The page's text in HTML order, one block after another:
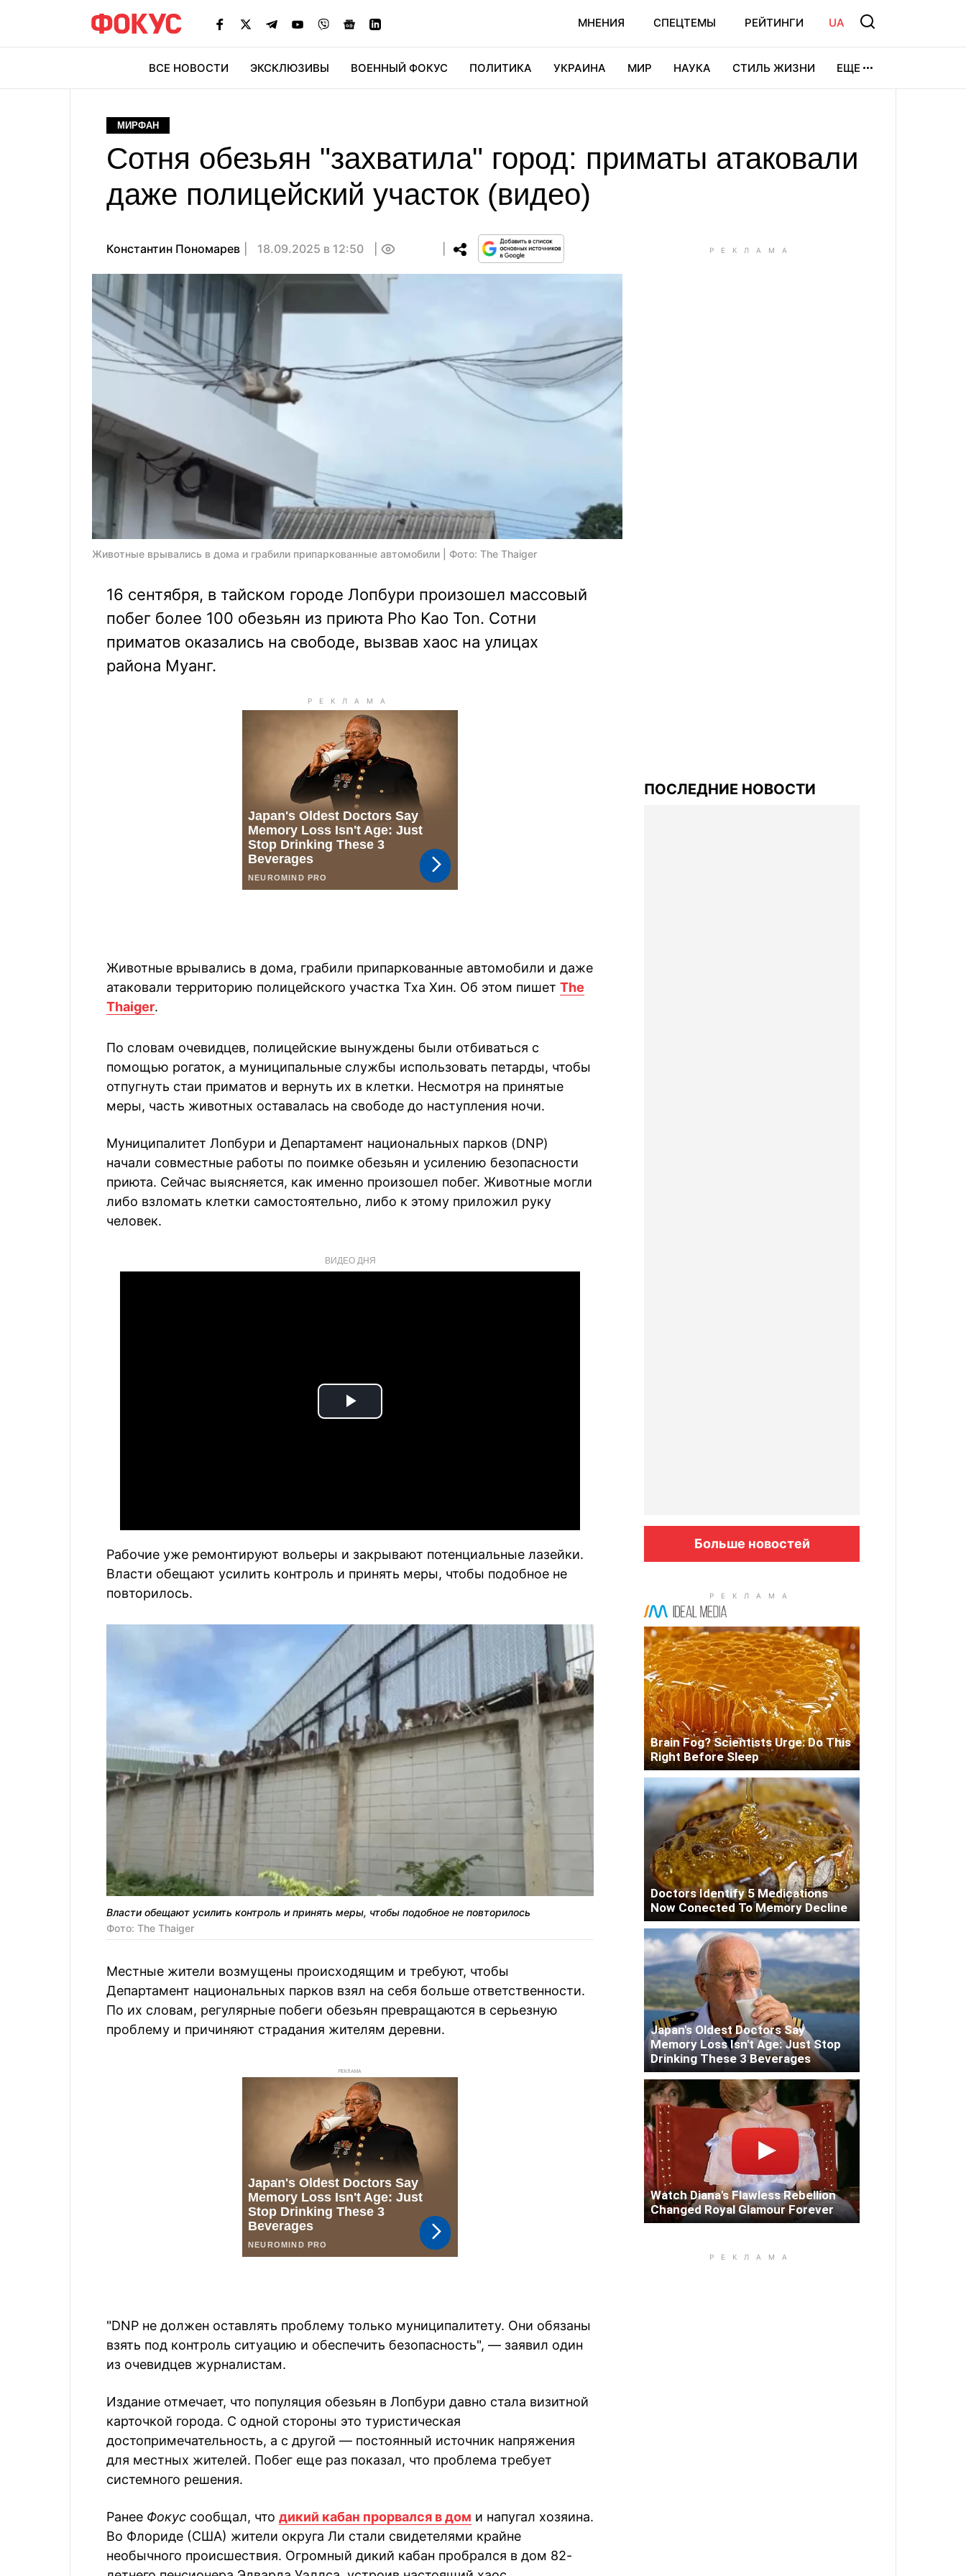
МНЕНИЯ СПЕЦТЕМЫ РЕЙТИНГИ UA
ВСЕ НОВОСТИ ЭКСКЛЮЗИВЫ ВОЕННЫЙ ФОКУС ПОЛИТИКА УКРАИНА МИР НАУКА СТИЛЬ ЖИЗНИ ЕЩЕ
МИРФАН
Сотня обезьян "захватила" город: приматы атаковали
даже полицейский участок (видео)
Константин Пономарев 18.09.2025 в 12:50
Животные врывались в дома и грабили припаркованные автомобили | Фото: The Thaiger
16 сентября, в тайском городе Лопбури произошел массовый
побег более 100 обезьян из приюта Pho Kao Ton. Сотни
приматов оказались на свободе, вызвав хаос на улицах
района Муанг.
Животные врывались в дома, грабили припаркованные автомобили и даже
атаковали территорию полицейского участка Тха Хин. Об этом пишет The
Thaiger.
По словам очевидцев, полицейские вынуждены были отбиваться с
помощью рогаток, а муниципальные службы использовать петарды, чтобы
отпугнуть стаи приматов и вернуть их в клетки. Несмотря на принятые
меры, часть животных оставалась на свободе до наступления ночи.
Муниципалитет Лопбури и Департамент национальных парков (DNP)
начали совместные работы по поимке обезьян и усилению безопасности
приюта. Сейчас выясняется, как именно произошел побег. Животные могли
либо взломать клетки самостоятельно, либо к этому приложил руку
человек.
ВИДЕО ДНЯ
Play
Рабочие уже ремонтируют вольеры и закрывают потенциальные лазейки.
Власти обещают усилить контроль и принять меры, чтобы подобное не
повторилось.
Власти обещают усилить контроль и принять меры, чтобы подобное не повторилось
Фото: The Thaiger
Местные жители возмущены происходящим и требуют, чтобы
Департамент национальных парков взял на себя больше ответственности.
По их словам, регулярные побеги обезьян превращаются в серьезную
проблему и причиняют страдания жителям деревни.
РЕКЛАМА
"DNP не должен оставлять проблему только муниципалитету. Они обязаны
взять под контроль ситуацию и обеспечить безопасность", — заявил один
из очевидцев журналистам.
Издание отмечает, что популяция обезьян в Лопбури давно стала визитной
карточкой города. С одной стороны это туристическая
достопримечательность, а с другой — постоянный источник напряжения
для местных жителей. Побег еще раз показал, что проблема требует
системного решения.
Ранее Фокус сообщал, что дикий кабан прорвался в дом и напугал хозяина.
Во Флориде (США) жители округа Ли стали свидетелями крайне
необычного происшествия. Огромный дикий кабан пробрался в дом 82-
ПОСЛЕДНИЕ НОВОСТИ
Больше новостей